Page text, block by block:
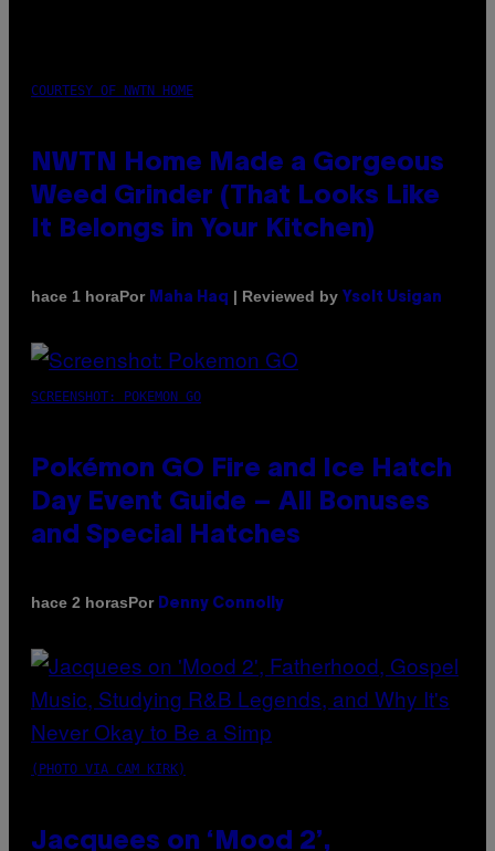
COURTESY OF NWTN HOME
NWTN Home Made a Gorgeous
Weed Grinder (That Looks Like
It Belongs in Your Kitchen)
hace 1 horaPor Maha Haq | Reviewed by Ysolt Usigan
SCREENSHOT: POKEMON GO
Pokémon GO Fire and Ice Hatch
Day Event Guide – All Bonuses
and Special Hatches
hace 2 horasPor Denny Connolly
(PHOTO VIA CAM KIRK)
Jacquees on ‘Mood 2’,